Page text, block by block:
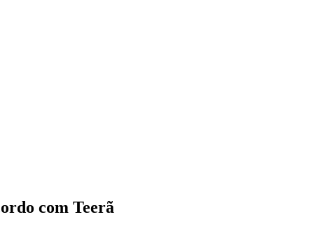
com Teerã